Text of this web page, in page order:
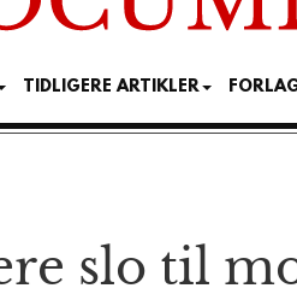
TIDLIGERE ARTIKLER
slo til